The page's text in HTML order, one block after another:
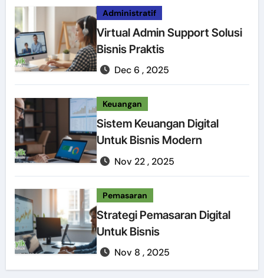
Administratif
Virtual Admin Support Solusi
Bisnis Praktis
Dec 6 , 2025
Keuangan
Sistem Keuangan Digital
Untuk Bisnis Modern
Nov 22 , 2025
Pemasaran
Strategi Pemasaran Digital
Untuk Bisnis
Nov 8 , 2025